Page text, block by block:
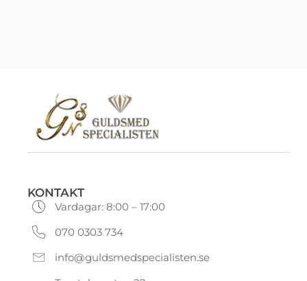
KONTAKT
Vardagar: 8:00 – 17:00
070 0303 734
info@guldsmedspecialisten.se